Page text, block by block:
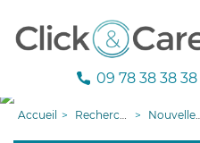
09 78 38 38 38
Accueil Recherche aide à domicile Nouvelle-Aquitaine